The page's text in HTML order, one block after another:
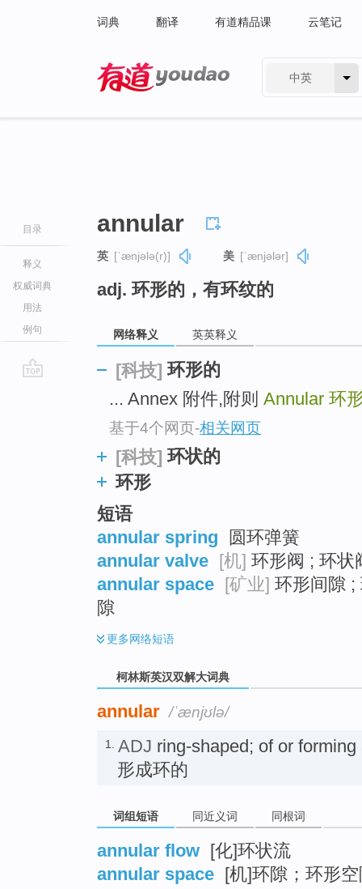
词典 翻译 有道精品课 云笔记
中英
目录
释义
权威词典
用法
例句
annular
英 [ˈænjələ(r)] 美 [ˈænjələr]
adj. 环形的，有环纹的
网络释义 英英释义
[科技] 环形的
... Annex 附件,附则 Annular 环
基于4个网页-相关网页
[科技] 环状的
环形
短语
annular spring
圆环弹簧
annular valve [机] 环形阀 ; 环状
annular space [矿业] 环形间隙
隙
更多网络短语
柯林斯英汉双解大词典
annular /ˈænjʊlə/
1. ADJ ring-shaped; of or
形成环的
词组短语 同近义词 同根词
annular flow [化]环状流
annular space [机]环隙；环形